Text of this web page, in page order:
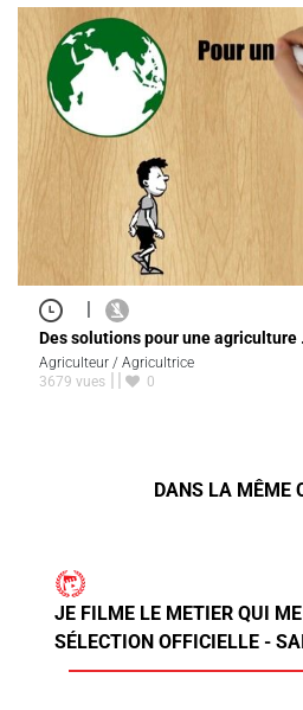
|
Des solutions pour une agriculture
Agriculteur / Agricultrice
3679 vues
0
DANS LA MÊME
JE FILME LE METIER QUI
SÉLECTION OFFICIELLE -